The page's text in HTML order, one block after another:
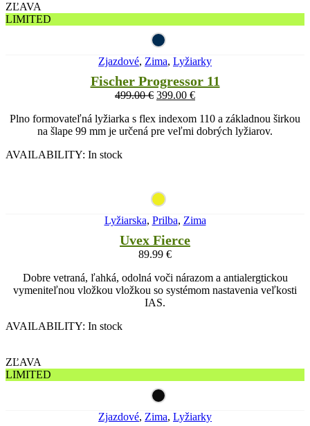
ZĽAVA
LIMITED
Zjazdové, Zima, Lyžiarky
Fischer Progressor 11
499.00€ 399.00 €
Plno formovateľná lyžiarka s flex indexom 110 a základnou širkou
na šlape 99 mm je určená pre veľmi dobrých lyžiarov.
AVAILABILITY: In stock
Lyžiarska, Prilba, Zima
Uvex Fierce
89.99 €
Dobre vetraná, ľahká, odolná voči nárazom a antialergtickou
vymeniteľnou vložkou vložkou so systémom nastavenia veľkosti
IAS.
AVAILABILITY: In stock
ZĽAVA
LIMITED
Zjazdové, Zima, Lyžiarky